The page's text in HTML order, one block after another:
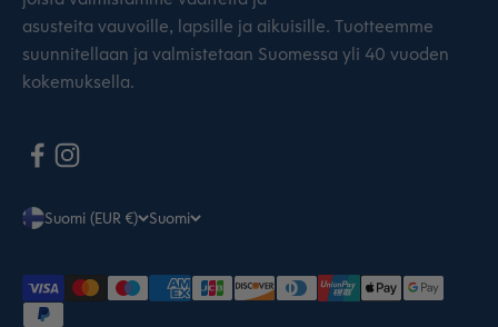
asusteita vauvoille, lapsille ja aikuisille. Tuotteemme
suunnitellaan ja valmistetaan Suomessa yli 40 vuoden
kokemuksella.
Suomi (EUR €) Suomi